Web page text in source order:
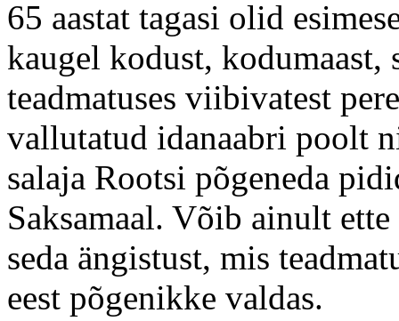
65 aastat tagasi olid
kaugel kodust, kodumaast,
teadmatuses viibivatest
vallutatud idanaabri poolt
salaja Rootsi põgeneda
Saksamaal. Võib ainult
seda ängistust, mis
eest põgenikke valdas.